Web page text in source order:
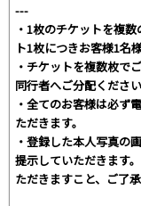
---
・1枚のチケットを複
ト1枚につきお客様1名
・チケットを複数枚で
同行者へご分配ください
・全てのお客様は必ず
ただきます。
・登録した本人写真の
提示していただきます
ただきますこと、ご了承